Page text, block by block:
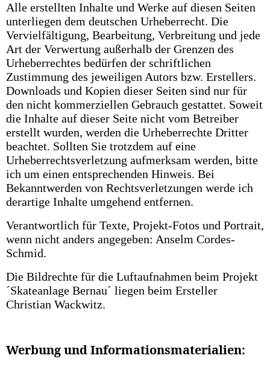
Alle erstellten Inhalte und Werke auf diesen Seiten
unterliegen dem deutschen Urheberrecht. Die
Vervielfältigung, Bearbeitung, Verbreitung und jede
Art der Verwertung außerhalb der Grenzen des
Urheberrechtes bedürfen der schriftlichen
Zustimmung des jeweiligen Autors bzw. Erstellers.
Downloads und Kopien dieser Seiten sind nur für
den nicht kommerziellen Gebrauch gestattet. Soweit
die Inhalte auf dieser Seite nicht vom Betreiber
erstellt wurden, werden die Urheberrechte Dritter
beachtet. Sollten Sie trotzdem auf eine
Urheberrechtsverletzung aufmerksam werden, bitte
ich um einen entsprechenden Hinweis. Bei
Bekanntwerden von Rechtsverletzungen werde ich
derartige Inhalte umgehend entfernen.
Verantwortlich für Texte, Projekt-Fotos und Portrait,
wenn nicht anders angegeben: Anselm Cordes-
Schmid.
Die Bildrechte für die Luftaufnahmen beim Projekt
´Skateanlage Bernau´ liegen beim Ersteller
Christian Wackwitz.
Werbung und Informationsmaterialien: